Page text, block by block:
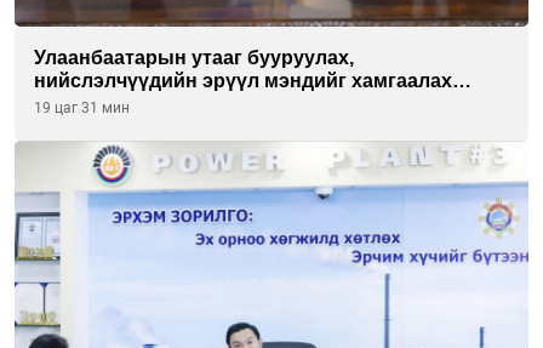
Улаанбаатарын утааг бууруулах,
нийслэлчүүдийн эрүүл мэндийг хамгаалах
төслийг “Чингис хаан баялгийн сан нэгдэл” ХХК-
19 цаг 31 мин